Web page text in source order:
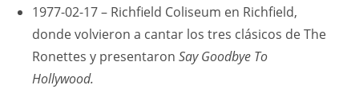
1977-02-17 – Richfield Coliseum en Richfield,
donde volvieron a cantar los tres clásicos de The
Ronettes y presentaron Say Goodbye To
Hollywood.